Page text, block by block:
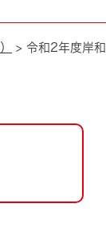
ちづくり・協働
祉・介護
報
> 令和2年度岸